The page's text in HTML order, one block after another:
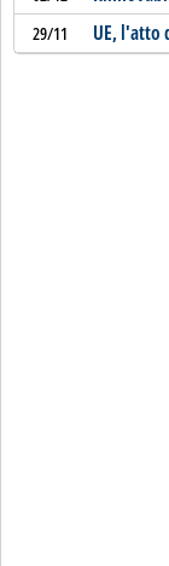
29/11 UE, l'atto